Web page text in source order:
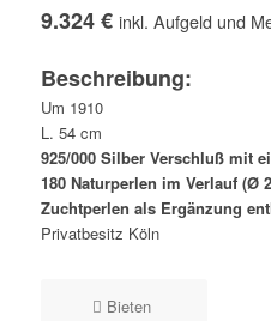
9.324 € inkl. Aufgeld und
Beschreibung:
Um 1910
L. 54 cm
925/000 Silber Verschluß mit
180 Naturperlen im Verlauf (Ø
Zuchtperlen als Ergänzung
Privatbesitz Köln
Bieten